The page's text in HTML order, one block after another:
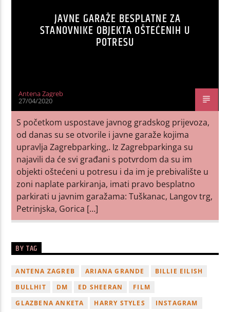
JAVNE GARAŽE BESPLATNE ZA
STANOVNIKE OBJEKTA OŠTEĆENIH U
POTRESU
Antena Zagreb
27/04/2020
S početkom uspostave javnog gradskog prijevoza,
od danas su se otvorile i javne garaže kojima
upravlja Zagrebparking,. Iz Zagrebparkinga su
najavili da će svi građani s potvrdom da su im
objekti oštećeni u potresu i da im je prebivalište u
zoni naplate parkiranja, imati pravo besplatno
parkirati u javnim garažama: Tuškanac, Langov trg,
Petrinjska, Gorica […]
BY TAG
ANTENA ZAGREB ARIANA GRANDE
BILLIE EILISH
BULLHIT
DM ED SHEERAN
FILM
GLAZBENA ANKETA
HARRY STYLES
INSTAGRAM